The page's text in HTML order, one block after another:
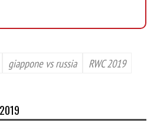
giappone vs russia
RWC 2019